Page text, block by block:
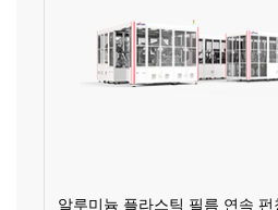
알루미늄 플라스틱 필름 연속 펀